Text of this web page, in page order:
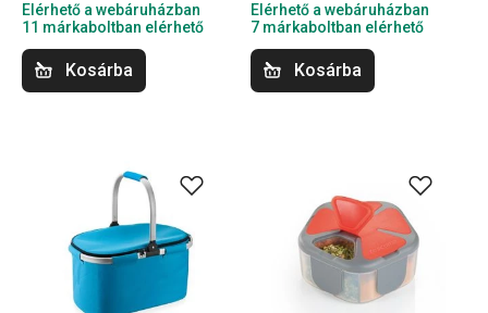
Elérhető a webáruházban
11 márkaboltban elérhető
Kosárba
Elérhető a webáruházban
7 márkaboltban elérhető
Kosárba